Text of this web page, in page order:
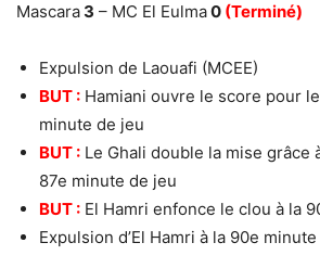
Mascara 3 – MC El Eulma0 (Terminé)
Expulsion de Laouafi (MCEE)
BUT : Hamiani ouvre le score pour
minute de jeu
BUT : Le Ghali double la mise grâce
87e minute de jeu
BUT : El Hamri enfonce le clou à la
Expulsion d’El Hamri à la 90e